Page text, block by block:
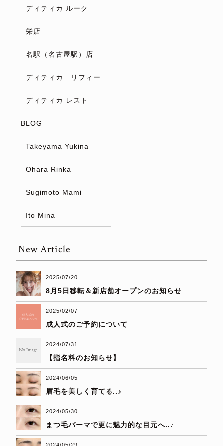
ディティカ ルーク
栄店
名駅（名古屋駅）店
ディティカ リフィー
ディティカ レスト
BLOG
Takeyama Yukina
Ohara Rinka
Sugimoto Mami
Ito Mina
New Article
2025/07/20
8月5日移転＆新店舗オープンのお知らせ
2025/02/07
成人式のご予約について
2024/07/31
【指名料のお知らせ】
2024/06/05
眉毛を美しく育てる..♪
2024/05/30
まつ毛パーマで更に魅力的な目元へ..♪
2024/05/29